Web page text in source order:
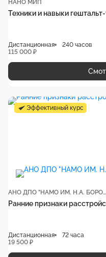
НАНО МИП
Техники и навыки
Дистанционная
240 часов
115 000 ₽
Эффективный курс
АНО ДПО "НАМО ИМ. Н.А. БОРОДИНА"
Ранние признаки
Дистанционная
72 часа
19 500 ₽